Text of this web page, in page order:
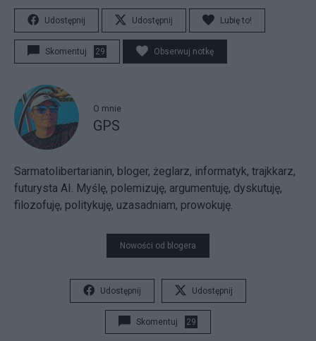
Udostępnij Udostępnij Lubię to!
Skomentuj 29 Obserwuj notkę
O mnie
GPS
Sarmatolibertarianin, bloger, żeglarz, informatyk, trajkkarz,
futurysta AI. Myślę, polemizuję, argumentuję, dyskutuję,
filozofuję, politykuję, uzasadniam, prowokuję.
Nowości od blogera
Udostępnij Udostępnij
Skomentuj 29